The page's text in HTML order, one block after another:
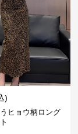
)
ヒョウ柄ロング